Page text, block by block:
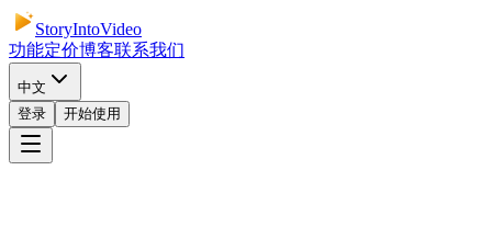
StoryIntoVideo
功能定价博客联系我们
中文
登录
开始使用